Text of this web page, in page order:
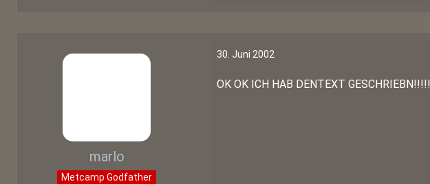
marlo
Metcamp Godfather
30. Juni 2002
OK OK ICH HAB DENTEXT GESCHRIEBN!!!!!